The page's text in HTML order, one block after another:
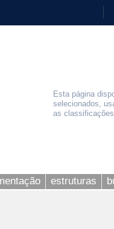
Esta página
selecionados,
as
estruturas